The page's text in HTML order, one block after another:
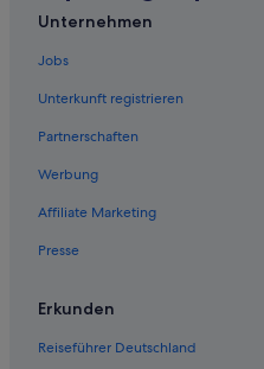
Paläste in Caye Caulker
Haustierfreundliche in Caye
B&B in Meeresschutzgebiet auf
Romantische in Caye Caulker
Unternehmen
Jobs
Unterkunft registrieren
Partnerschaften
Werbung
Affiliate Marketing
Presse
Erkunden
Reiseführer Deutschland